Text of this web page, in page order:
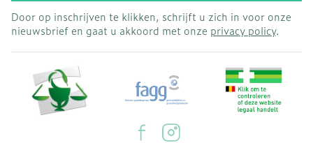
Door op inschrijven te klikken, schrijft u zich in voor onze
nieuwsbrief en gaat u akkoord met onze privacy policy.